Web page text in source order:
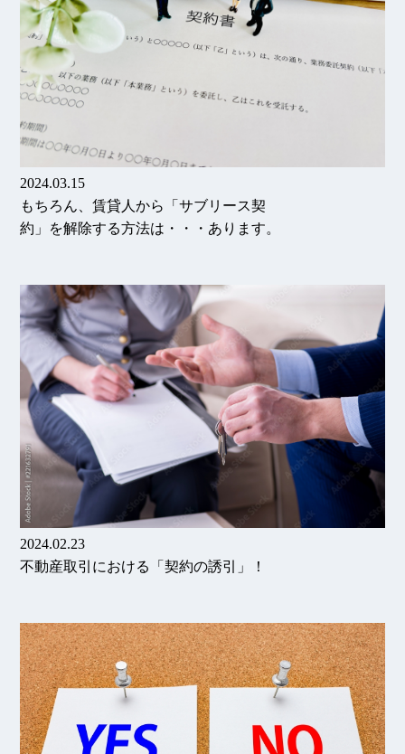
2024.03.15
もちろん、賃貸人から「サブリース契
約」を解除する方法は・・・あります。
2024.02.23
不動産取引における「契約の誘引」！